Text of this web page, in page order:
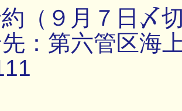
（９月７日〆
：第六管区海